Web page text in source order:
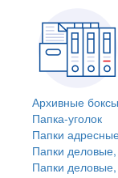
Архивные
Папка-уголок
Папки
Папки
Папки